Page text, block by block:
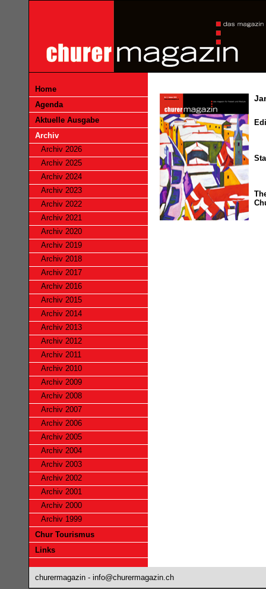
Home
Agenda
Aktuelle Ausgabe
Archiv
Archiv 2026
Archiv 2025
Archiv 2024
Archiv 2023
Archiv 2022
Archiv 2021
Archiv 2020
Archiv 2019
Archiv 2018
Archiv 2017
Archiv 2016
Archiv 2015
Archiv 2014
Archiv 2013
Archiv 2012
Archiv 2011
Archiv 2010
Archiv 2009
Archiv 2008
Archiv 2007
Archiv 2006
Archiv 2005
Archiv 2004
Archiv 2003
Archiv 2002
Archiv 2001
Archiv 2000
Archiv 1999
Chur Tourismus
Links
churermagazin - info@churermagazin.ch